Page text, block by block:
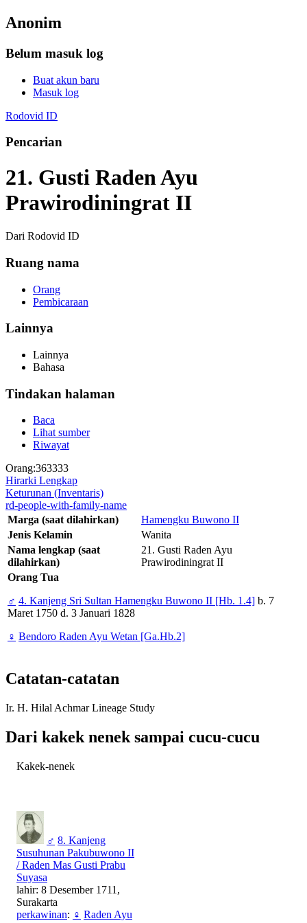
Anonim
Belum masuk log
Buat akun baru
Masuk log
Rodovid ID
Pencarian
21. Gusti Raden Ayu
Prawirodiningrat II
Dari Rodovid ID
Ruang nama
Orang
Pembicaraan
Lainnya
Lainnya
Bahasa
Tindakan halaman
Baca
Lihat sumber
Riwayat
Orang:363333
Hirarki Lengkap
Keturunan (Inventaris)
rd-people-with-family-name
Marga (saat dilahirkan)
Hamengku Buwono II
Jenis Kelamin
Wanita
Nama lengkap (saat
dilahirkan)
21. Gusti Raden Ayu
Prawirodiningrat II
Orang Tua
♂ 4. Kanjeng Sri Sultan Hamengku Buwono II [Hb. 1.4] b. 7
Maret 1750 d. 3 Januari 1828
♀ Bendoro Raden Ayu Wetan [Ga.Hb.2]
Catatan-catatan
Ir. H. Hilal Achmar Lineage Study
Dari kakek nenek sampai cucu-cucu
Kakek-nenek
♂ 8. Kanjeng
Susuhunan Pakubuwono II
/ Raden Mas Gusti Prabu
Suyasa
lahir: 8 Desember 1711,
Surakarta
perkawinan: ♀ Raden Ayu